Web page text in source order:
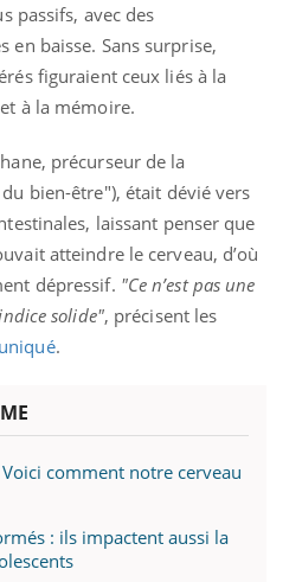
passifs, avec des
en baisse. Sans surprise,
figuraient ceux liés à la
à la mémoire.
précurseur de la
bien-être"), était dévié vers
laissant penser que
atteindre le cerveau, d’où
dépressif. "Ce n’est pas une
solide", précisent les
.
comment notre cerveau
: ils impactent aussi la